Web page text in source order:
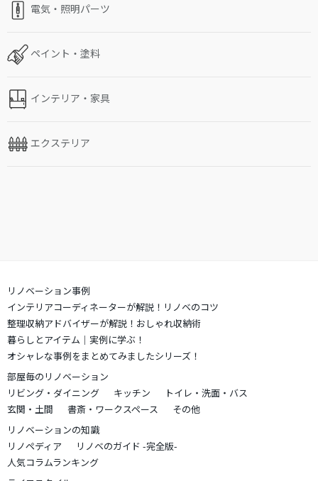
電気・照明パーツ
ペイント・塗料
インテリア・家具
エクステリア
リノベーション事例
インテリアコーディネーターが解説！リノベのコツ
整理収納アドバイザーが解説！おしゃれ収納術
暮らしとアイテム｜実例に学ぶ！
オシャレな事例をまとめてみましたシリーズ！
部屋毎のリノベーション
リビング・ダイニング
キッチン
トイレ・洗面・バス
玄関・土間
書斎・ワークスペース
その他
リノベーションの知識
リノペディア
リノベのガイド -完全版-
人気コラムランキング